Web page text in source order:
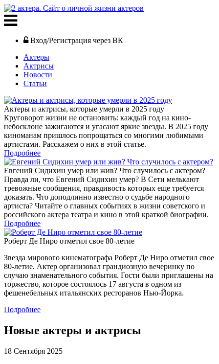
Вход/Регистрация через ВК
Актеры
Актрисы
Новости
Статьи
Актеры и актрисы, которые умерли в 2025 году
Круговорот жизни не остановить: каждый год на кино-
небосклоне зажигаются и угасают яркие звезды. В 2025 году
киноманам пришлось попрощаться со многими любимыми
артистами. Расскажем о них в этой статье.
Подробнее
Евгений Сидихин умер или жив? Что случилось с актером?
Правда ли, что Евгений Сидихин умер? В Сети мелькают
тревожные сообщения, правдивость которых еще требуется
доказать. Что доподлинно известно о судьбе народного
артиста? Читайте о главных событиях в жизни советского и
российского актера театра и кино в этой краткой биографии.
Подробнее
Роберт Де Ниро отметил свое 80-летие
Звезда мирового кинематографа Роберт Де Ниро отметил свое
80-летие. Актер организовал грандиозную вечеринку по
случаю знаменательного события. Гости были приглашены на
торжество, которое состоялось 17 августа в одном из
фешенебельных итальянских ресторанов Нью-Йорка.
Подробнее
Новые актеры и актрисы
18 Сентября 2025